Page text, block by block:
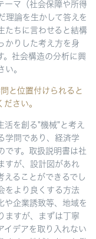
ーマ（社会保障や所得
理論を生かして答えを
たちに言わせると結構
かりした考え方を身
。社会構造の分析に興
い。
と位置付けられると
さい。
活を創る"機械"と考え
学問であり、経済学
です。取扱説明書は社
すが、設計図があれ
えることができるでし
をより良くする方法
や企業誘致等、地域を
ますが、まずは丁寧
イデアを取り入れない